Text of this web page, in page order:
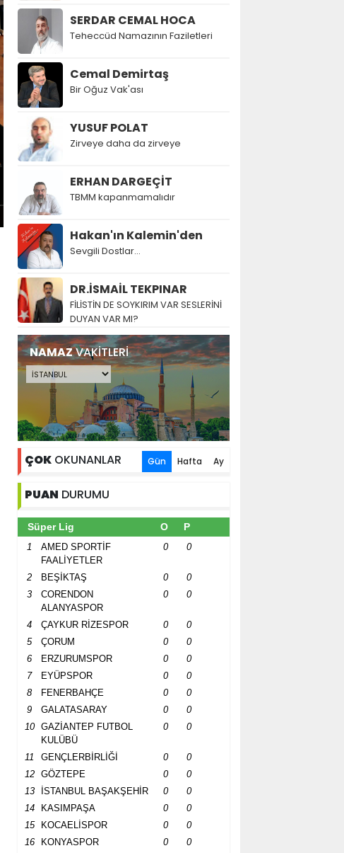
SERDAR CEMAL HOCA
Teheccüd Namazının Faziletleri
Cemal Demirtaş
Bir Oğuz Vak'ası
YUSUF POLAT
Zirveye daha da zirveye
ERHAN DARGEÇİT
TBMM kapanmamalıdır
Hakan'ın Kalemin'den
Sevgili Dostlar...
DR.İSMAİL TEKPINAR
FİLİSTİN DE SOYKIRIM VAR SESLERİNİ
DUYAN VAR MI?
NAMAZVAKİTLERİ
ÇOK OKUNANLAR Gün Hafta Ay
PUAN DURUMU
Süper Lig O P
1
AMED SPORTİF
FAALİYETLER
0 0
2 BEŞİKTAŞ 0
0
3
CORENDON
ALANYASPOR
0 0
4 ÇAYKUR RİZESPOR 0
0
5
ÇORUM 0
0
6
ERZURUMSPOR 0
0
7
EYÜPSPOR 0
0
8
FENERBAHÇE 0
0
9
GALATASARAY 0
0
10
GAZİANTEP FUTBOL
KULÜBÜ
0 0
11 GENÇLERBİRLİĞİ 0
0
12
GÖZTEPE 0
0
13
İSTANBUL BAŞAKŞEHİR 0
0
14
KASIMPAŞA 0
0
15
KOCAELİSPOR 0
0
16
KONYASPOR 0
0